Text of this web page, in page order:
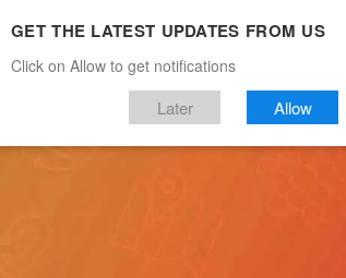
關於我們
GET THE LATEST UPDATES FROM US
Click on Allow to get notifications
Later Allow